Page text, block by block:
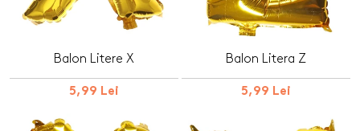
Balon Litere X
5,99 Lei
Balon Litera Z
5,99 Lei